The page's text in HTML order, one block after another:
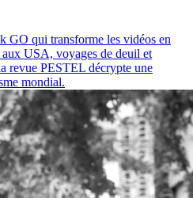
GO qui transforme les vidéos en
USA, voyages de deuil et
revue PESTEL décrypte une
mondial.